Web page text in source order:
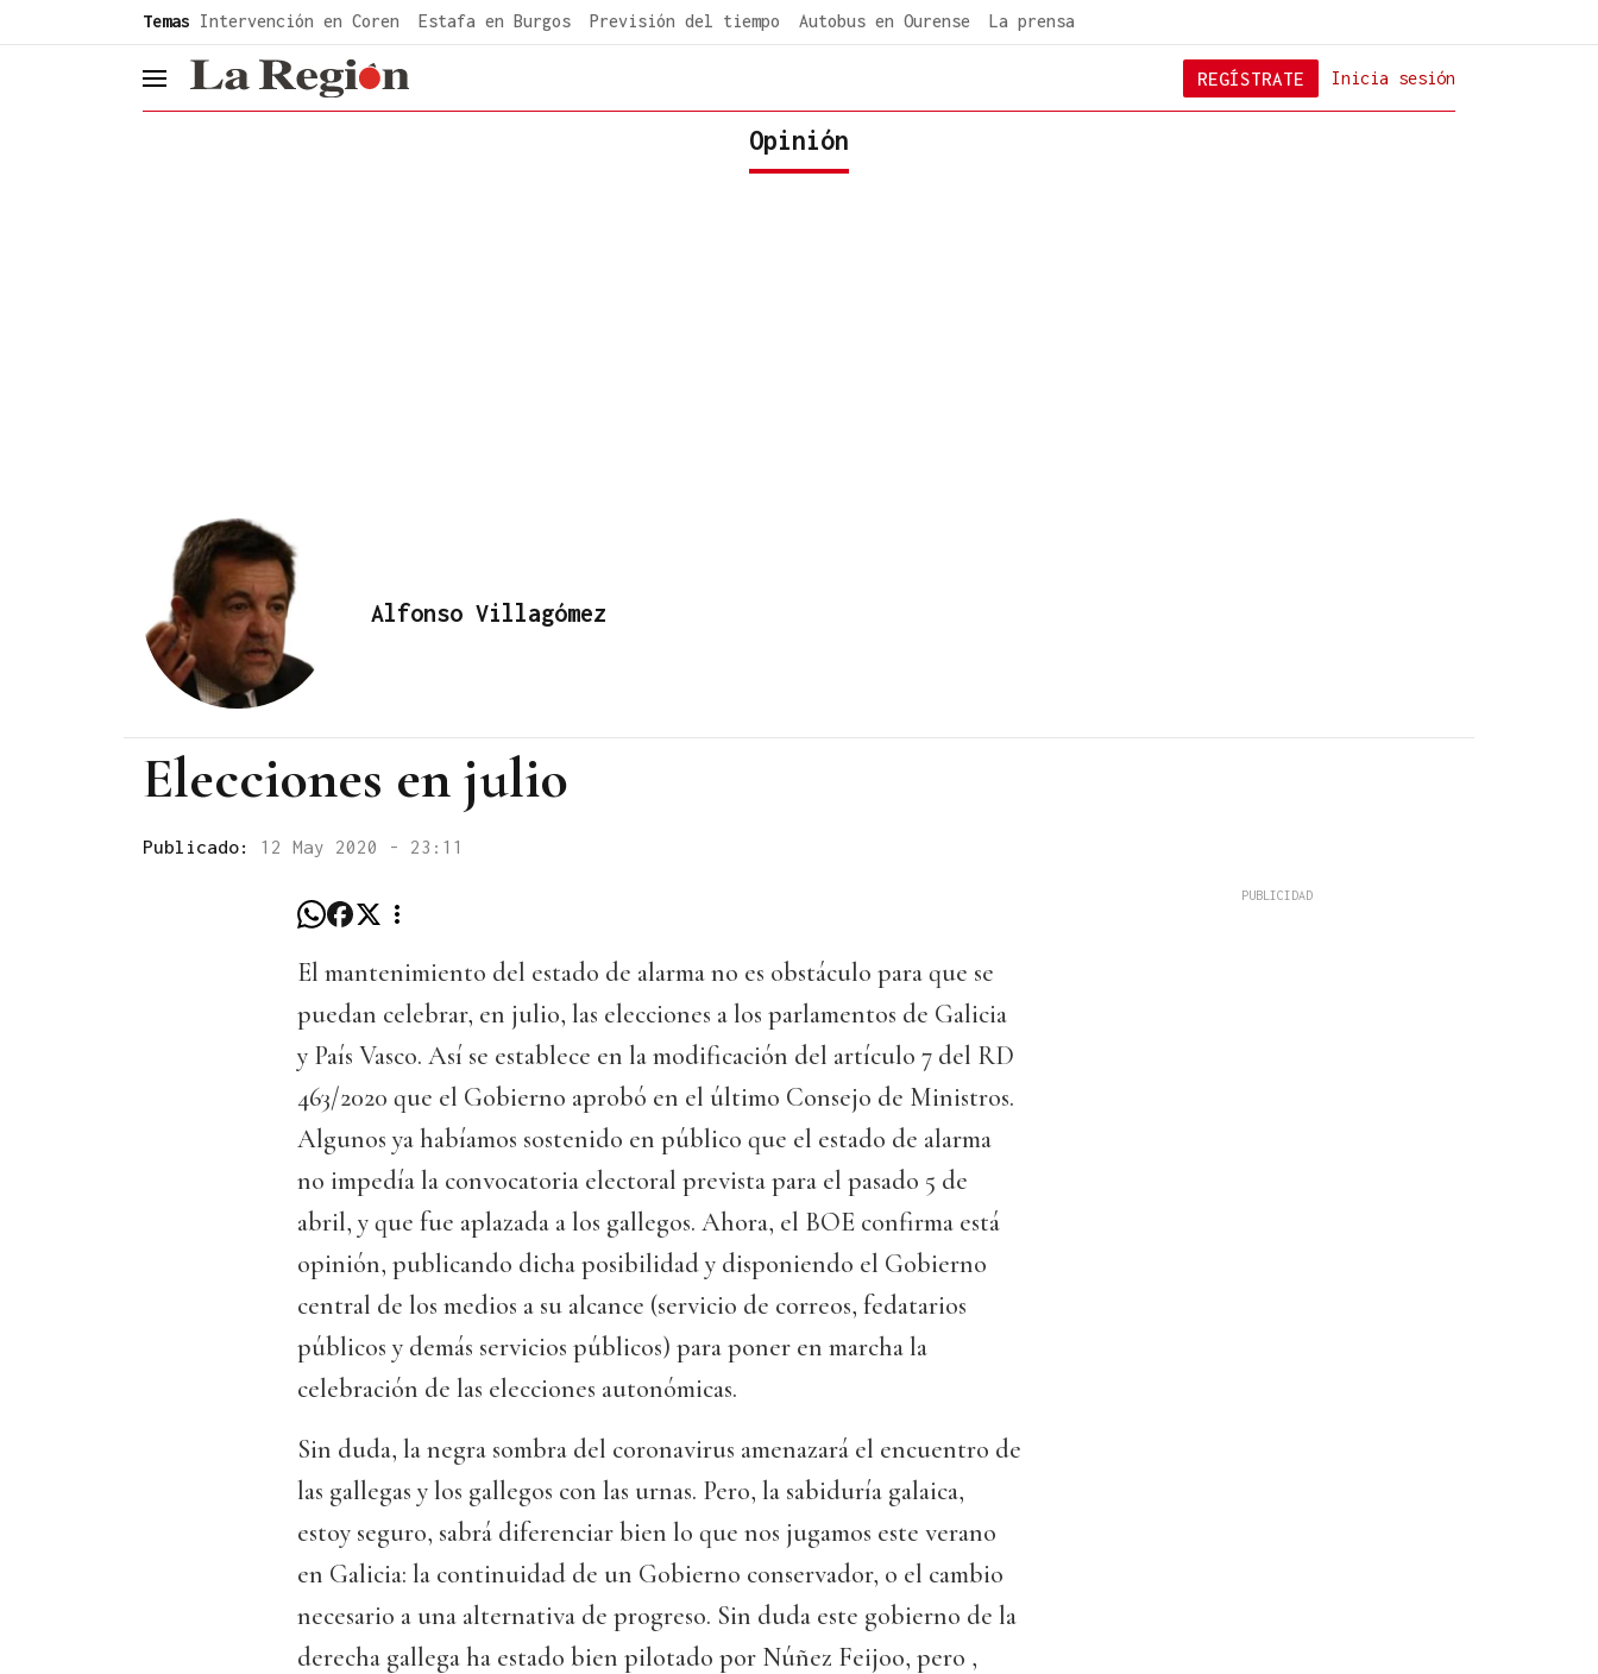
Temas Intervención en Coren Estafa en Burgos Previsión del tiempo Autobus en Ourense La prensa
header.menu.open Inicia sesión
REGÍSTRATE
Opinión
Alfonso Villagómez
Elecciones en julio
Publicado: 12 May 2020 - 23:11
El mantenimiento del estado de alarma no es obstáculo para que se
puedan celebrar, en julio, las elecciones a los parlamentos de Galicia
y País Vasco. Así se establece en la modificación del artículo 7 del RD
463/2020 que el Gobierno aprobó en el último Consejo de Ministros.
Algunos ya habíamos sostenido en público que el estado de alarma
no impedía la convocatoria electoral prevista para el pasado 5 de
abril, y que fue aplazada a los gallegos. Ahora, el BOE confirma está
opinión, publicando dicha posibilidad y disponiendo el Gobierno
central de los medios a su alcance (servicio de correos, fedatarios
públicos y demás servicios públicos) para poner en marcha la
celebración de las elecciones autonómicas.
Sin duda, la negra sombra del coronavirus amenazará el encuentro de
las gallegas y los gallegos con las urnas. Pero, la sabiduría galaica,
estoy seguro, sabrá diferenciar bien lo que nos jugamos este verano
en Galicia: la continuidad de un Gobierno conservador, o el cambio
necesario a una alternativa de progreso. Sin duda este gobierno de la
derecha gallega ha estado bien pilotado por Núñez Feijoo, pero ,